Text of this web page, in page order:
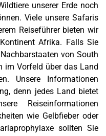
unserer Erde noch
Viele unsere Safaris
Reiseführer bieten wir
Afrika. Falls Sie
von South
im Vorfeld über das Land
Unsere Informationen
denn jedes Land bietet
Reiseinformationen
wie Gelbfieber oder
sollten Sie